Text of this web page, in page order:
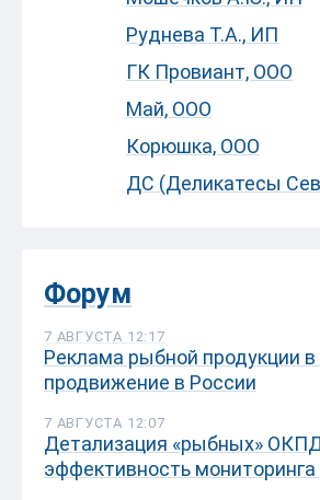
Руднева Т.А., ИП
ГК Провиант, ООО
Май, ООО
Корюшка, ООО
ДС (Деликатесы
Форум
7 АВГУСТА 12:17
Реклама рыбной продукции
продвижение в России
7 АВГУСТА 12:07
Детализация «рыбных»
эффективность